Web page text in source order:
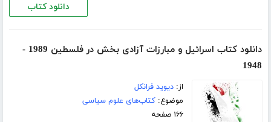
دانلود کتاب
دانلود کتاب اسرائیل و مبارزات آزادی بخش در فلسطین 1989 -
1948
از:دیوید فرانکل
موضوع:کتاب‌های علوم سیاسی
۱۶۶ صفحه